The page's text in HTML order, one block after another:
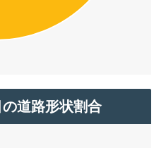
道路形状割合